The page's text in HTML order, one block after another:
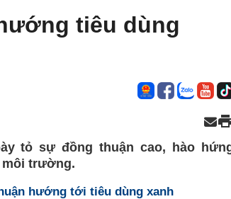
tiêu dùng
tỏ sự đồng thuận cao, hào
môi trường.
hướng tới tiêu dùng xanh